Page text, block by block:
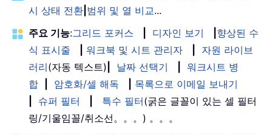
시 상태 전환 범위 및 열 비교...
주요 기능:그리드 포커스 디자인 보기
향상된 수
식 표시줄
워크북 및 시트 관리자
자원 라이브
러리(자동 텍스트) 날짜 선택기
워크시트 병
합
암호화/셀 해독
목록으로 이메일 보내기
슈퍼 필터 특수 필터(굵은 글꼴이 있는 셀 필터
링/기울임꼴/취소선。。。) 。。。